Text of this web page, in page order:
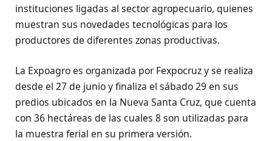
instituciones ligadas al sector agropecuario, quienes
muestran sus novedades tecnológicas para los
productores de diferentes zonas productivas.
La Expoagro es organizada por Fexpocruz y se realiza
desde el 27 de junio y finaliza el sábado 29 en sus
predios ubicados en la Nueva Santa Cruz, que cuenta
con 36 hectáreas de las cuales 8 son utilizadas para
la muestra ferial en su primera versión.